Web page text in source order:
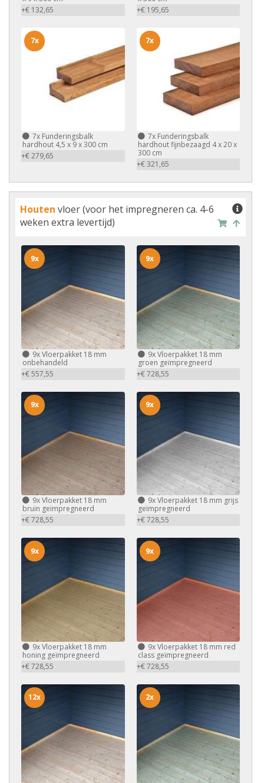
+€ 132,65
+€ 195,65
7x Funderingsbalk
hardhout 4,5 x 9 x 300 cm
+€ 279,65
7x
7xFunderingsbalk
hardhout fijnbezaagd 4 x 20 x
300 cm
+€ 321,65
7x
Houten vloer (voor het impregneren ca. 4-6
weken extra levertijd)
9xVloerpakket 18 mm
onbehandeld
+€ 557,55
9x
9xVloerpakket 18 mm
groen geïmpregneerd
+€ 728,55
9x
9xVloerpakket 18 mm
bruin geïmpregneerd
+€ 728,55
9x
9xVloerpakket 18 mm grijs
geïmpregneerd
+€ 728,55
9x
9xVloerpakket 18 mm
honing geïmpregneerd
+€ 728,55
9x
9xVloerpakket 18 mm red
class geïmpregneerd
+€ 728,55
9x
12x 2x